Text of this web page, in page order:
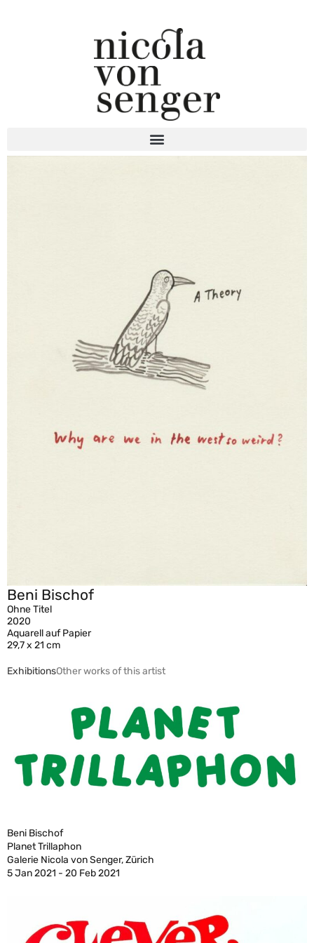
Beni Bischof
Ohne Titel
2020
Aquarell auf Papier
29,7 x 21 cm
ExhibitionsOther works of this artist
Beni Bischof
Planet Trillaphon
Galerie Nicola von Senger, Zürich
5 Jan 2021 - 20 Feb 2021